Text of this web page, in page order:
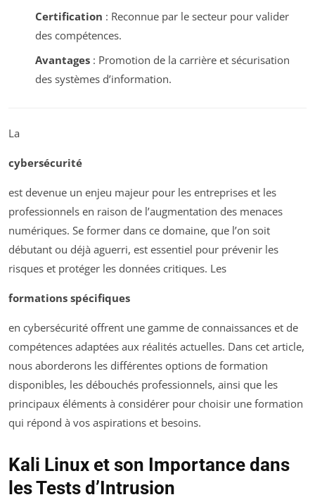
Certification : Reconnue par le secteur pour valider
des compétences.
Avantages: Promotion de la carrière et sécurisation
des systèmes d’information.
La
cybersécurité
est devenue un enjeu majeur pour les entreprises et les
professionnels en raison de l’augmentation des menaces
numériques. Se former dans ce domaine, que l’on soit
débutant ou déjà aguerri, est essentiel pour prévenir les
risques et protéger les données critiques. Les
formations spécifiques
en cybersécurité offrent une gamme de connaissances et de
compétences adaptées aux réalités actuelles. Dans cet article,
nous aborderons les différentes options de formation
disponibles, les débouchés professionnels, ainsi que les
principaux éléments à considérer pour choisir une formation
qui répond à vos aspirations et besoins.
Kali Linux et son Importance dans
les Tests d’Intrusion